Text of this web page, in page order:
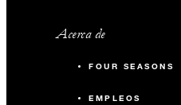
Acerca de
FOUR SEASONS
EMPLEOS